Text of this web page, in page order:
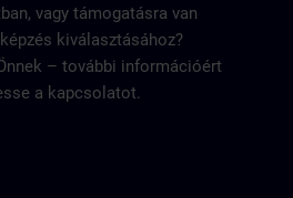
vagy támogatásra van
kiválasztásához?
– további információért
a kapcsolatot.